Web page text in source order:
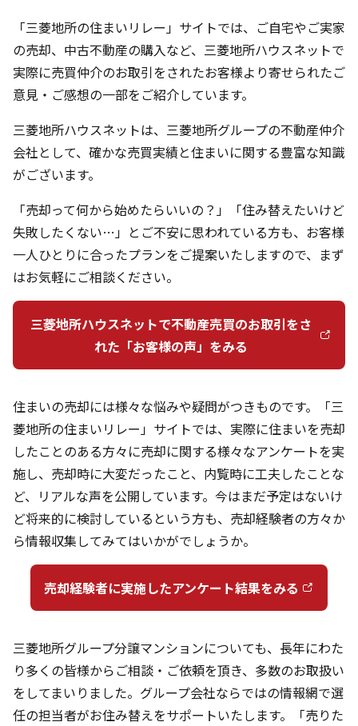
「三菱地所の住まいリレー」サイトでは、ご自宅やご実家
の売却、中古不動産の購入など、三菱地所ハウスネットで
実際に売買仲介のお取引をされたお客様より寄せられたご
意見・ご感想の一部をご紹介しています。
三菱地所ハウスネットは、三菱地所グループの不動産仲介
会社として、確かな売買実績と住まいに関する豊富な知識
がございます。
「売却って何から始めたらいいの？」「住み替えたいけど
失敗したくない…」とご不安に思われている方も、お客様
一人ひとりに合ったプランをご提案いたしますので、まず
はお気軽にご相談ください。
三菱地所ハウスネットで不動産売買のお取引をさ
れた「お客様の声」をみる
住まいの売却には様々な悩みや疑問がつきものです。「三
菱地所の住まいリレー」サイトでは、実際に住まいを売却
したことのある方々に売却に関する様々なアンケートを実
施し、売却時に大変だったこと、内覧時に工夫したことな
ど、リアルな声を公開しています。今はまだ予定はないけ
ど将来的に検討しているという方も、売却経験者の方々か
ら情報収集してみてはいかがでしょうか。
売却経験者に実施したアンケート結果をみる
三菱地所グループ分譲マンションについても、長年にわた
り多くの皆様からご相談・ご依頼を頂き、多数のお取扱い
をしてまいりました。グループ会社ならではの情報網で選
任の担当者がお住み替えをサポートいたします。「売りた